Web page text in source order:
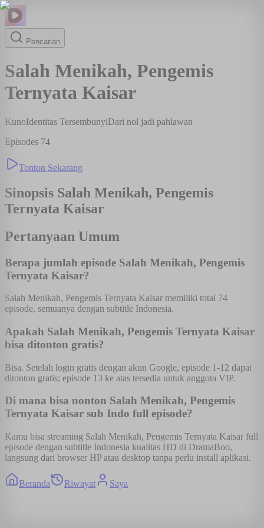
Pencarian
Salah Menikah, Pengemis
Ternyata Kaisar
KunoIdentitas TersembunyiDari nol jadi pahlawan
Episodes 74
Tonton Sekarang
Sinopsis Salah Menikah, Pengemis
Ternyata Kaisar
Pertanyaan Umum
Berapa jumlah episode Salah Menikah, Pengemis
Ternyata Kaisar?
Salah Menikah, Pengemis Ternyata Kaisar memiliki total 74
episode, semuanya dengan subtitle Indonesia.
Apakah Salah Menikah, Pengemis Ternyata Kaisar
bisa ditonton gratis?
Bisa. Setelah login gratis dengan akun Google, episode 1-12 dapat
ditonton gratis; episode 13 ke atas tersedia untuk anggota VIP.
Di mana bisa nonton Salah Menikah, Pengemis
Ternyata Kaisar sub Indo full episode?
Kamu bisa streaming Salah Menikah, Pengemis Ternyata Kaisar full
episode dengan subtitle Indonesia kualitas HD di DramaBoo,
langsung dari browser HP atau desktop tanpa perlu install aplikasi.
Beranda Riwayat Saya